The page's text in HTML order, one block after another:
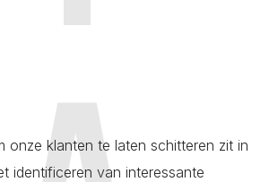
onze klanten te laten schitteren zit in
identificeren van interessante